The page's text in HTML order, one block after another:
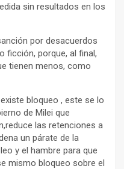
sin resultados en los
por desacuerdos
porque, al final,
tienen menos, como
bloqueo , este se lo
de Milei que
las retenciones a
un párate de la
y el hambre para que
mismo bloqueo sobre el